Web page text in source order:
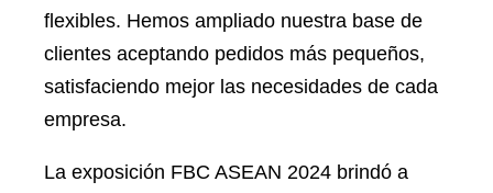
flexibles. Hemos ampliado nuestra base de
clientes aceptando pedidos más pequeños,
satisfaciendo mejor las necesidades de cada
empresa.
La exposición FBC ASEAN 2024 brindó a